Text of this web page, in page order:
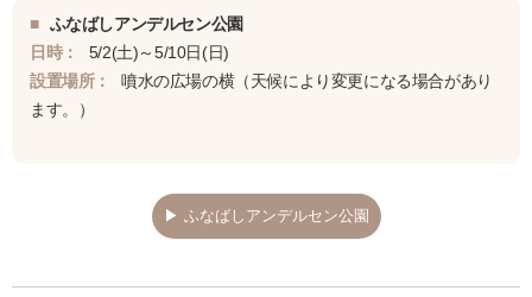
■ ふなばしアンデルセン公園
日時：
5/2(土)～5/10日(日)
設置場所：
噴水の広場の横（天候により変更になる場合があり
ます。）
▶ ふなばしアンデルセン公園